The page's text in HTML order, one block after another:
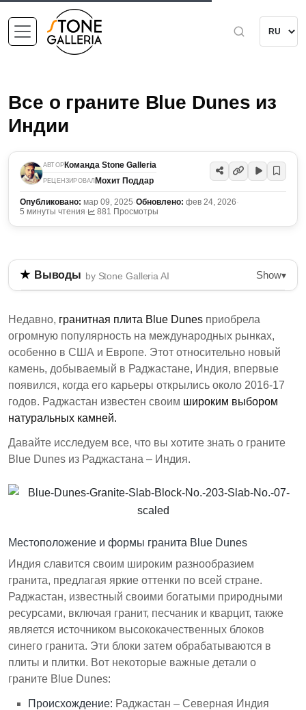
Все о граните Blue Dunes из
Индии
АВТОР Команда Stone Galleria
РЕЦЕНЗИРОВАЛ Мохит Поддар
Опубликовано: мар 09, 2025·Обновлено: фев 24, 2026·
5 минуты чтения· 881 Просмотры
Выводы by Stone Galleria AI Show▾
Индия, стал популярным на международных
рынках, особенно в США и Европе. Этот гранит,
известный своими земляными тонами и
динамичными узорами, подходит для различных
применений, включая столешницы и облицовку
стен. Цены варьируются в зависимости от
качества, размера и отделки, текущие цены
фут.
Гранит Blue Dunes добывается в Раджастане и
доступен в различных формах, включая плитку
и плиты.
Текущие цены на гранит Blue Dunes
квадратный фут, в зависимости от качества и
Уникальный внешний вид и прочность гранита
Blue Dunes делают его популярным выбором как
для жилых, так и для коммерческих проектов.
Недавно, гранитная плита Blue Dunes приобрела
огромную популярность на международных рынках,
особенно в США и Европе. Этот относительно новый
камень, добываемый в Раджастане, Индия, впервые
появился, когда его карьеры открылись около 2016-17
годов. Раджастан известен своим широким выбором
натуральных камней.
Давайте исследуем все, что вы хотите знать о граните
Blue Dunes из Раджастана – Индия.
Местоположение и формы гранита Blue Dunes
Индия славится своим широким разнообразием
гранита, предлагая яркие оттенки по всей стране.
Раджастан, известный своими богатыми природными
ресурсами, включая гранит, песчаник и кварцит, также
является источником высококачественных блоков
синего гранита. Эти блоки затем обрабатываются в
плиты и плитки. Вот некоторые важные детали о
граните Blue Dunes:
Происхождение: Раджастан – Северная Индия